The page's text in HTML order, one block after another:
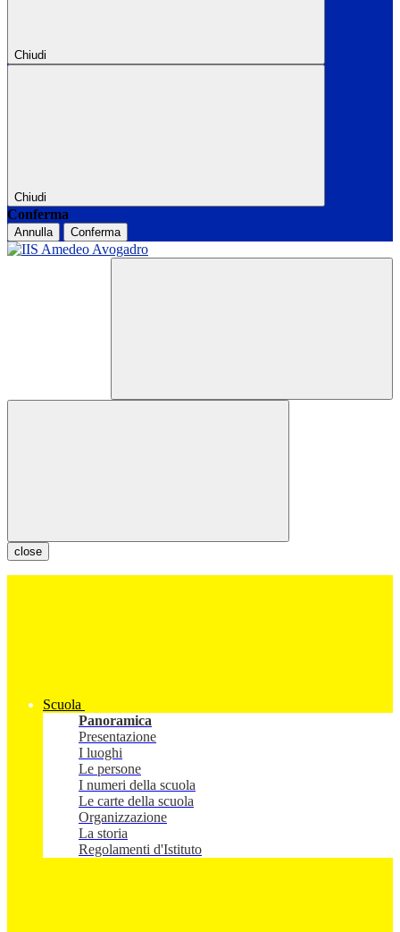
Chiudi
Chiudi
Conferma
Annulla Conferma
close
Scuola
Panoramica
Presentazione
I luoghi
Le persone
I numeri della scuola
Le carte della scuola
Organizzazione
La storia
Regolamenti d'Istituto